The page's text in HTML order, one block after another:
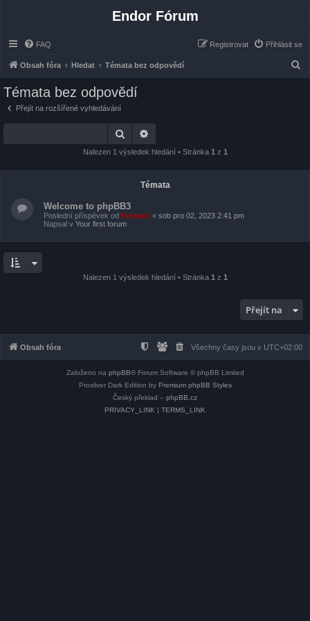
Endor Fórum
FAQ Přihlásit se
Registrovat
Obsah fóra Hledat Témata bez odpovědí
Témata bez odpovědí
Přejít na rozšířené vyhledávání
Hledat
Nalezen 1 výsledek hledání • Stránka 1 z 1
Témata
Welcome to phpBB3
Poslední příspěvek od Reloecc « sob pro 02, 2023 2:41 pm
Napsal v Your first forum
Nalezen 1 výsledek hledání • Stránka 1 z 1
Přejít na
Obsah fóra Všechny časy jsou v UTC+02:00
Založeno na phpBB® Forum Software © phpBB Limited
Prosilver Dark Edition by Premium phpBB Styles
Český překlad – phpBB.cz
PRIVACY_LINK | TERMS_LINK